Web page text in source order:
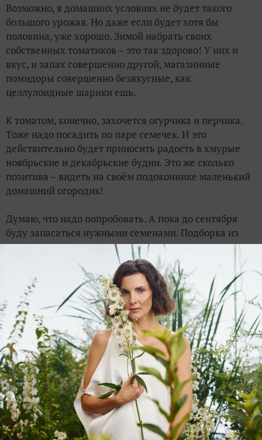
Возможно, в домашних условиях не будет такого
большого урожая. Но даже если будет хотя бы
половина, уже хорошо. Зимой набрать своих
собственных томатиков – это так здорово! У них и
вкус, и запах совершенно другой, магазинные
помидоры совершенно безвкусные, как
целлулоидные шарики ешь.
К томатом, конечно, захочется огурчика и перчика.
Тоже надо посадить по паре семечек. И это
действительно будет приносить радость в хмурые
ноябрьские и декабрьские будни. Это же сколько
позитива – видеть на своём подоконнике маленький
домашний огородик!
Думаю, что надо попробовать. А пока до сентября
буду запасаться нужными семенами. Подборка из
урока очень пригодится.
Это может быть полезным:
Как вырастить зеленый лук в бутылке
Поделитесь опытом выращивания овощей, зелени
и ягод зимой в подвале дома (или теплице в доме)
Какой объем горшка достаточен для выращивания
мини-томатов и перцев?
ЗАПИСЬ РАЗМЕЩЕНА В РАЗДЕЛАХ: АКАДЕМИЯ ОГОРОДНИКА,
ЛИЧНЫЙ ОПЫТ ЧИТАТЕЛЕЙ,ДОМАШНЯЯ РАБОТА,ОГОРОД НА ПОДОКОННИКЕ,
ТОМАТЫ ЧЕРРИ,УРОЖАЙ,ТОМАТ ЖЕЛТАЯ ШАПОЧКА,ДОМАШНИЙ ОГОРОД
2комментария